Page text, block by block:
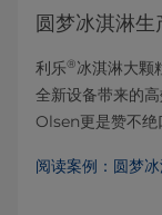
圆梦冰淇淋生
利乐®冰淇淋大颗
全新设备带来的
Olsen更是赞不绝
阅读案例：圆梦